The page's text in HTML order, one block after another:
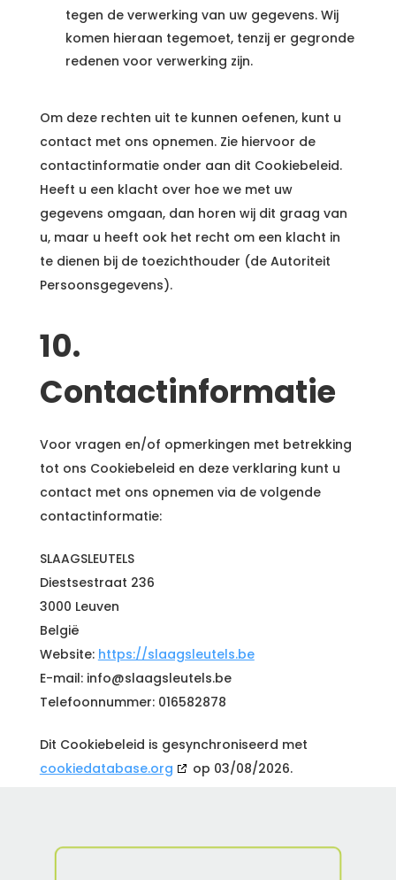
tegen de verwerking van uw gegevens. Wij
komen hieraan tegemoet, tenzij er gegronde
redenen voor verwerking zijn.
Om deze rechten uit te kunnen oefenen, kunt u
contact met ons opnemen. Zie hiervoor de
contactinformatie onder aan dit Cookiebeleid.
Heeft u een klacht over hoe we met uw
gegevens omgaan, dan horen wij dit graag van
u, maar u heeft ook het recht om een klacht in
te dienen bij de toezichthouder (de Autoriteit
Persoonsgegevens).
10.
Contactinformatie
Voor vragen en/of opmerkingen met betrekking
tot ons Cookiebeleid en deze verklaring kunt u
contact met ons opnemen via de volgende
contactinformatie:
SLAAGSLEUTELS
Diestsestraat 236
3000 Leuven
België
Website: https://slaagsleutels.be
E-mail: info@slaagsleutels.be
Telefoonnummer: 016582878
Dit Cookiebeleid is gesynchroniseerd met
cookiedatabase.org
op 03/08/2026.